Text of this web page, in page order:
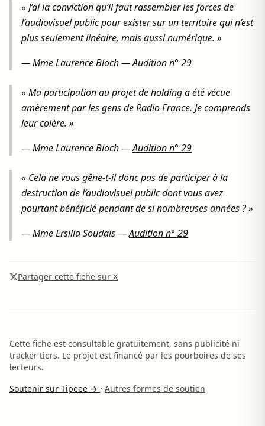
« J’ai la conviction qu’il faut rassembler les forces de
l’audiovisuel public pour exister sur un territoire qui n’est
plus seulement linéaire, mais aussi numérique. »
—Mme Laurence Bloch—Audition n° 29
« Ma participation au projet de holding a été vécue
amèrement par les gens de Radio France. Je comprends
leur colère. »
—Mme Laurence Bloch—Audition n° 29
« Cela ne vous gêne-t-il donc pas de participer à la
destruction de l’audiovisuel public dont vous avez
pourtant bénéficié pendant de si nombreuses années ? »
—Mme Ersilia Soudais—Audition n° 29
Partager cette fiche sur X
Cette fiche est consultable gratuitement, sans publicité ni
tracker tiers. Le projet est financé par les pourboires de ses
lecteurs.
Soutenir sur Tipeee → · Autres formes de soutien